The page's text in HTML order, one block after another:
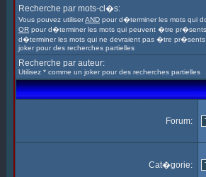
Recherche par mots-cl�s:
Vous pouvez utiliserAND pour d�terminer les mots qui
OR pour d�terminer les mots qui peuvent �tre
d�terminer les mots qui ne devraient pas �tre
joker pour des recherches partielles
Recherche par auteur:
Utilisez * comme un joker pour des recherches partielles
Forum:
Cat�gorie: